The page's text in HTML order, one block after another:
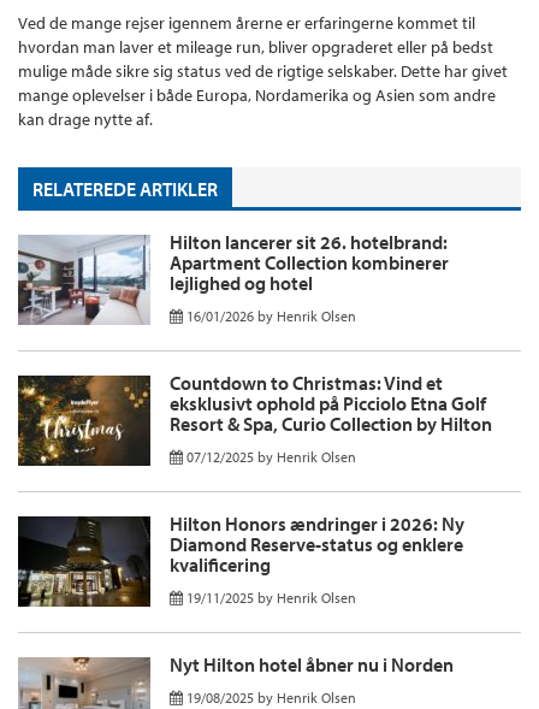
Ved de mange rejser igennem årerne er erfaringerne kommet til
hvordan man laver et mileage run, bliver opgraderet eller på bedst
mulige måde sikre sig status ved de rigtige selskaber. Dette har givet
mange oplevelser i både Europa, Nordamerika og Asien som andre
kan drage nytte af.
RELATEREDE ARTIKLER
Hilton lancerer sit 26. hotelbrand:
Apartment Collection kombinerer
lejlighed og hotel
16/01/2026 by Henrik Olsen
Countdown to Christmas: Vind et
eksklusivt ophold på Picciolo Etna Golf
Resort & Spa, Curio Collection by Hilton
07/12/2025 by Henrik Olsen
Hilton Honors ændringer i 2026: Ny
Diamond Reserve-status og enklere
kvalificering
19/11/2025 by Henrik Olsen
Nyt Hilton hotel åbner nu i Norden
19/08/2025 by Henrik Olsen